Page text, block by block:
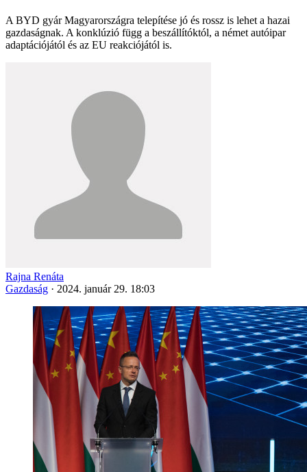
A BYD gyár Magyarországra telepítése jó és rossz is lehet a hazai
gazdaságnak. A konklúzió függ a beszállítóktól, a német autóipar
adaptációjától és az EU reakciójától is.
Rajna Renáta
Gazdaság · 2024. január 29. 18:03